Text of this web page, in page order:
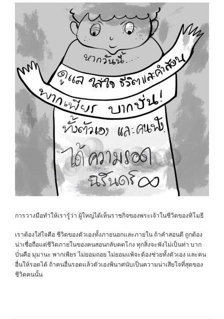
การวางมือทำให้เรารู้ว่า ผู้ใหญ่ได้เห็นราชกิจของพระเจ้าในชีวิตของทิโมธี
เราต้องใส่ใจคือ ชีวิตของตัวเองทั้งภายนอกและภายใน ถ้าคำสอนดี ถูกต้อง
น่าเชื่อถือแต่ชีวิตภายในของคนสอนกลับคดโกง ทุกสิ่งจะพังไม่เป็นท่า บาก
บั่นคือ มุมานะ พากเพียร ไม่ยอมถอย ไม่ยอมแพ้จะต้องช่วยทั้งตัวเอง และคน
อื่นให้รอดได้ ถ้าคนอื่นรอดแล้วตัวเองพินาศนับเป็นความน่าเสียใจที่สุดของ
ชีวิตคนนั้น